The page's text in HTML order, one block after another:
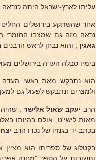
עליתו לארץ-ישראל היתה כנראה
אחר שהשתקע בירושלים החליט
נראה מזה גם שמצבו החומרי היה ברע. בשנת תר"ח
גאגין , והוא נבחן לראש
בימיו סבלה העדה בירושלים
הוא נתבקש מאת ראשי העדה
ולמצרים ונתבקש לפעול גם
הרב יעקב שאול אלישר ,
בכתב-יד בגנזיו של נכדו הרב
בקטלוג של ספריתו הוא